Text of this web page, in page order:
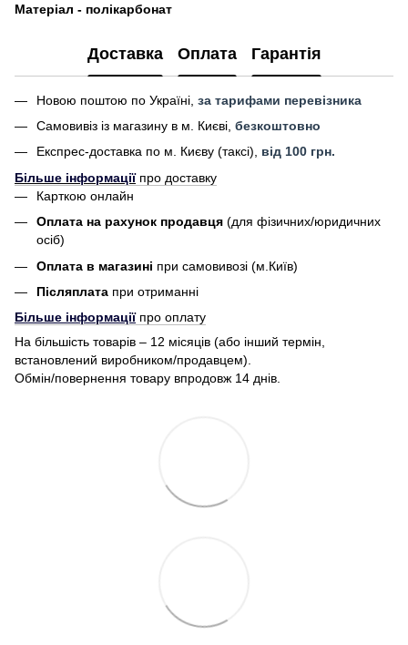
Матеріал - полікарбонат
Доставка Оплата Гарантія
Новою поштою по Україні, за тарифами перевізника
Самовивіз із магазину в м. Києві, безкоштовно
Експрес-доставка по м. Києву (таксі), від 100 грн.
Більше інформаціїпро доставку
Карткою онлайн
Оплата на рахунок продавця (для фізичних/юридичних
осіб)
Оплата в магазині при самовивозі (м.Київ)
Післяплата при отриманні
Більше інформаціїпро оплату
На більшість товарів – 12 місяців (або інший термін,
встановлений виробником/продавцем).
Обмін/повернення товару впродовж 14 днів.